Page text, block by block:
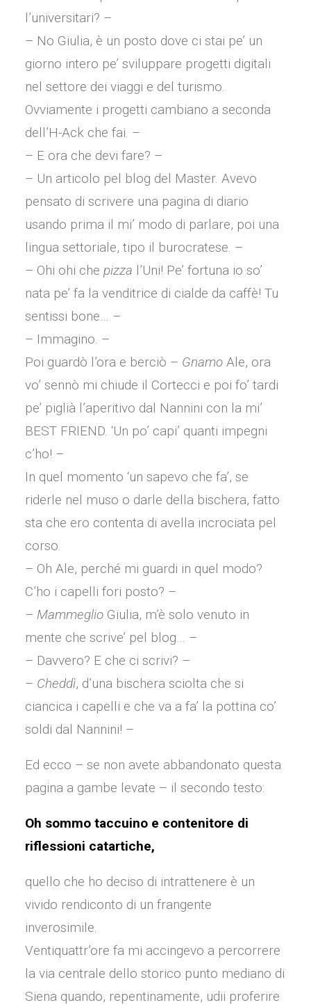
l’universitari? –
– No Giulia, è un posto dove ci stai pe’ un
giorno intero pe’ sviluppare progetti digitali
nel settore dei viaggi e del turismo.
Ovviamente i progetti cambiano a seconda
dell’H-Ack che fai. –
– E ora che devi fare? –
– Un articolo pel blog del Master. Avevo
pensato di scrivere una pagina di diario
usando prima il mi’ modo di parlare, poi una
lingua settoriale, tipo il burocratese. –
– Ohi ohi che pizza l’Uni! Pe’ fortuna io so’
nata pe’ fa la venditrice di cialde da caffè! Tu
sentissi bone… –
– Immagino. –
Poi guardò l’ora e berciò – Gnamo Ale, ora
vo’ sennò mi chiude il Cortecci e poi fo’ tardi
pe’ piglià l’aperitivo dal Nannini con la mi’
BEST FRIEND. ‘Un po’ capi’ quanti impegni
c’ho! –
In quel momento ‘un sapevo che fa’, se
riderle nel muso o darle della bischera, fatto
sta che ero contenta di avella incrociata pel
corso.
– Oh Ale, perché mi guardi in quel modo?
C’ho i capelli fori posto? –
– Mammeglio Giulia, m’è solo venuto in
mente che scrive’ pel blog… –
– Davvero? E che ci scrivi? –
– Cheddì, d’una bischera sciolta che si
ciancica i capelli e che va a fa’ la pottina co’
soldi dal Nannini! –
Ed ecco – se non avete abbandonato questa
pagina a gambe levate – il secondo testo:
Oh sommo taccuino e contenitore di
riflessioni catartiche,
quello che ho deciso di intrattenere è un
vivido rendiconto di un frangente
inverosimile.
Ventiquattr’ore fa mi accingevo a percorrere
la via centrale dello storico punto mediano di
Siena quando, repentinamente, udii proferire